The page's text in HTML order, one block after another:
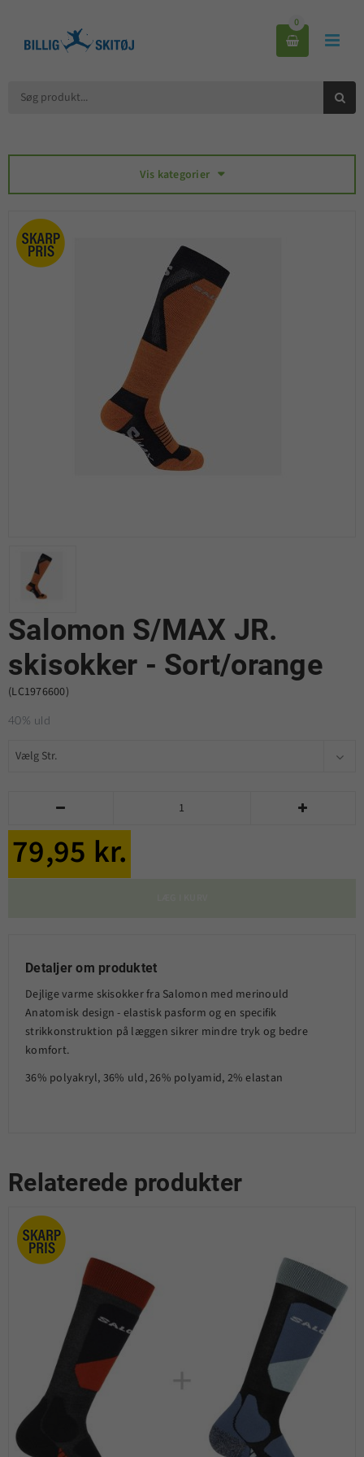


0

Vis kategorier 
Salomon S/MAX JR.
skisokker - Sort/orange
(LC1976600)
40% uld
 
79,95 kr.
Detaljer om produktet
Dejlige varme skisokker fra Salomon med merinould
Anatomisk design - elastisk pasform og en specifik
strikkonstruktion på læggen sikrer mindre tryk og bedre
komfort.
36% polyakryl, 36% uld, 26% polyamid, 2% elastan
Relaterede produkter